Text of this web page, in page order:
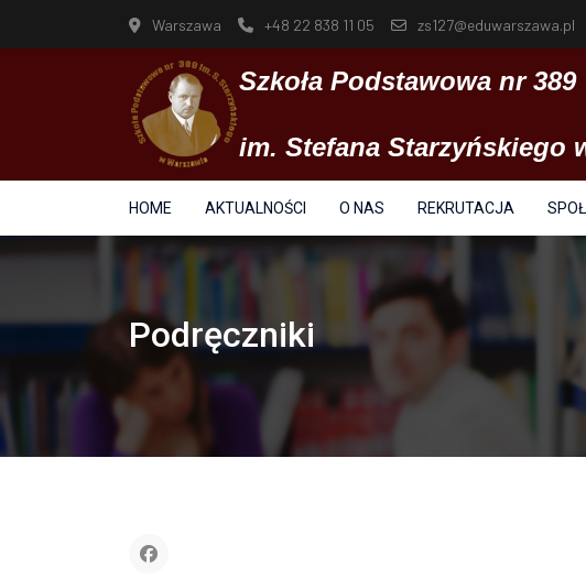
Warszawa +48 22 838 11 05 zs127@eduwarszawa.pl
Szkoła Podstawowa nr 389
im. Stefana Starzyńskiego
HOME AKTUALNOŚCI O NAS REKRUTACJA
Podręczniki